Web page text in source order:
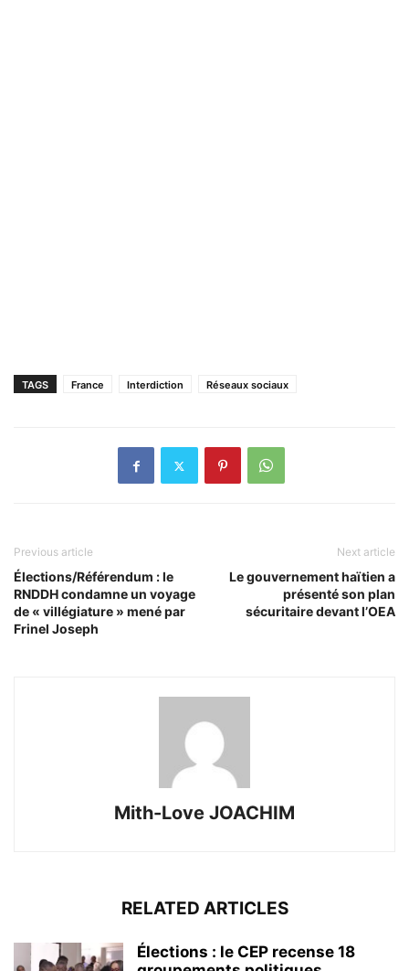
TAGS France Interdiction Réseaux sociaux
Previous article
Élections/Référendum : le
RNDDH condamne un voyage
de « villégiature » mené par
Frinel Joseph
Next article
Le gouvernement haïtien a
présenté son plan
sécuritaire devant l’OEA
Mith-Love JOACHIM
RELATED ARTICLES
Élections : le CEP recense 18